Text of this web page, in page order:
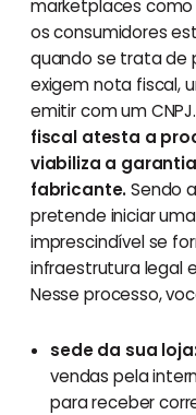
marketplaces como
os consumidores
quando se trata de
exigem nota fiscal,
emitir com um
fiscal atesta a
viabiliza a
fabricante.Sendo
pretende iniciar
imprescindível se
infraestrutura legal
Nesse processo,
sede da sua
vendas pela
para receber